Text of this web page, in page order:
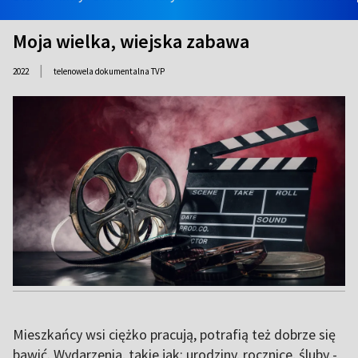
Moja wielka, wiejska zabawa
2022 | telenowela dokumentalna TVP
Mieszkańcy wsi ciężko pracują, potrafią też dobrze się
bawić. Wydarzenia, takie jak: urodziny, rocznice, śluby -